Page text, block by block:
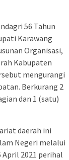
56 Tahun
Karawang
Organisasi,
Kabupaten
mengurangi
Berkurang 2
dan 1 (satu)
daerah ini
Negeri melalui
April 2021 perihal